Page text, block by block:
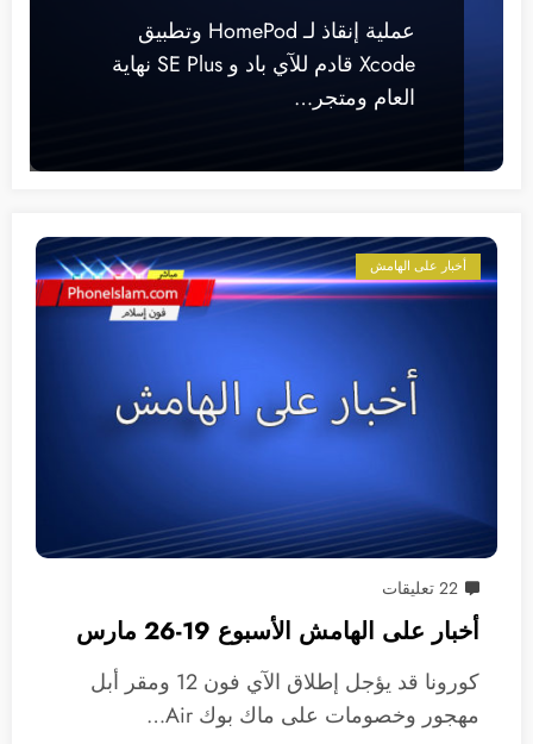
عملية إنقاذ لـ HomePod وتطبيق
Xcode قادم للآي باد و SE Plus نهاية
العام ومتجر…
أخبار على الهامش
22 تعليقات
أخبار على الهامش الأسبوع 19-26 مارس
كورونا قد يؤجل إطلاق الآي فون 12 ومقر أبل
مهجور وخصومات على ماك بوك Air…